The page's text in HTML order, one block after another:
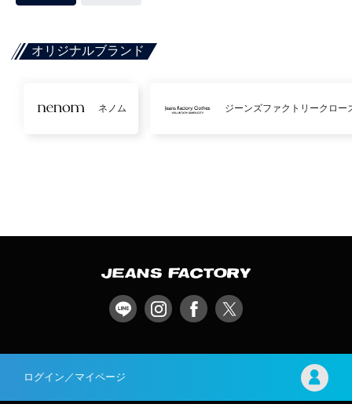
オリジナルブランド
ネノム ジーンズファクトリークロー
ログイン／マイページ